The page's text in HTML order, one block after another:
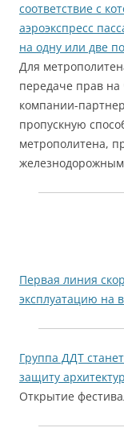
соответствие с
аэроэкспресс
на одну или две
Для
передаче прав
компании-
пропускную
метрополитена,
Первая линия
эксплуатацию на
Группа ДДТ
защиту
Открытие